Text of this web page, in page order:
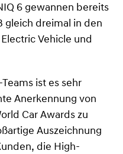
6 gewannen bereits
gleich dreimal in den
Vehicle und
ist es sehr
Anerkennung von
Car Awards zu
Auszeichnung
die High-